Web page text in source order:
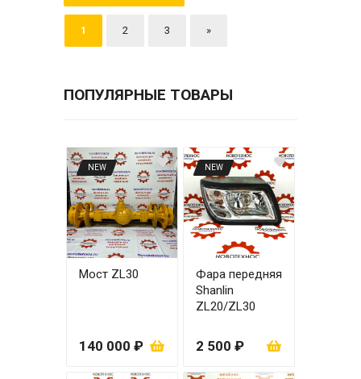
1 2 3 »
ПОПУЛЯРНЫЕ ТОВАРЫ
NEW
Мост ZL30
140 000 ₽
NEW
Фара передняя
Shanlin
ZL20/ZL30
2 500 ₽